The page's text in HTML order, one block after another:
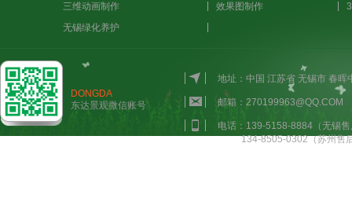
三维动画制作
效果图制作
无锡绿化养护
DONGDA
东达景观微信账号
地址：中国 江苏省 无锡市 春
邮箱：270199963@QQ.COM
电话：139-5158-8884（无锡
134-8505-0302（苏州售后